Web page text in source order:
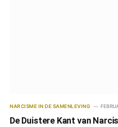
NARCISME IN DE SAMENLEVING
De Duistere Kant van